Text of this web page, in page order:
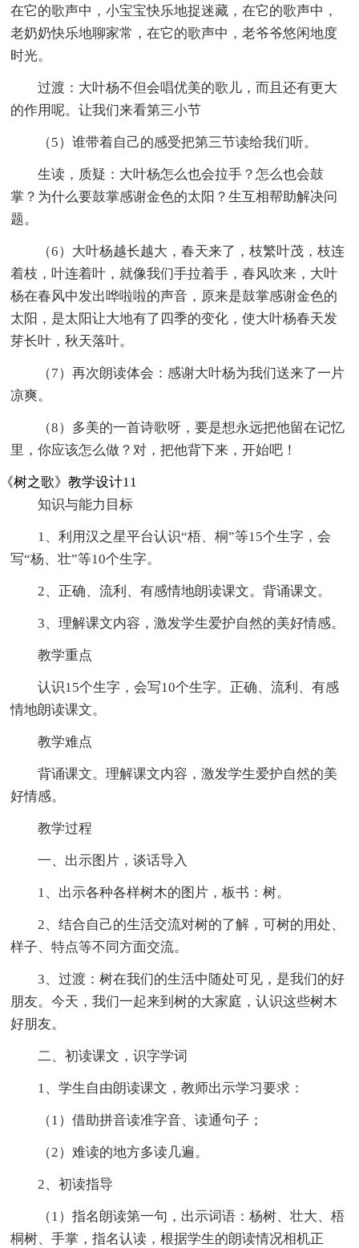
在它的歌声中，小宝宝快乐地捉迷藏，在它的歌声中，
老奶奶快乐地聊家常，在它的歌声中，老爷爷悠闲地度
时光。
过渡：大叶杨不但会唱优美的歌儿，而且还有更大
的作用呢。让我们来看第三小节
（5）谁带着自己的感受把第三节读给我们听。
生读，质疑：大叶杨怎么也会拉手？怎么也会鼓
掌？为什么要鼓掌感谢金色的太阳？生互相帮助解决问
题。
（6）大叶杨越长越大，春天来了，枝繁叶茂，枝连
着枝，叶连着叶，就像我们手拉着手，春风吹来，大叶
杨在春风中发出哗啦啦的声音，原来是鼓掌感谢金色的
太阳，是太阳让大地有了四季的变化，使大叶杨春天发
芽长叶，秋天落叶。
（7）再次朗读体会：感谢大叶杨为我们送来了一片
凉爽。
（8）多美的一首诗歌呀，要是想永远把他留在记忆
里，你应该怎么做？对，把他背下来，开始吧！
《树之歌》教学设计11
知识与能力目标
1、利用汉之星平台认识“梧、桐”等15个生字，会
写“杨、壮”等10个生字。
2、正确、流利、有感情地朗读课文。背诵课文。
3、理解课文内容，激发学生爱护自然的美好情感。
教学重点
认识15个生字，会写10个生字。正确、流利、有感
情地朗读课文。
教学难点
背诵课文。理解课文内容，激发学生爱护自然的美
好情感。
教学过程
一、出示图片，谈话导入
1、出示各种各样树木的图片，板书：树。
2、结合自己的生活交流对树的了解，可树的用处、
样子、特点等不同方面交流。
3、过渡：树在我们的生活中随处可见，是我们的好
朋友。今天，我们一起来到树的大家庭，认识这些树木
好朋友。
二、初读课文，识字学词
1、学生自由朗读课文，教师出示学习要求：
（1）借助拼音读准字音、读通句子；
（2）难读的地方多读几遍。
2、初读指导
（1）指名朗读第一句，出示词语：杨树、壮大、梧
桐树、手掌，指名认读，根据学生的朗读情况相机正